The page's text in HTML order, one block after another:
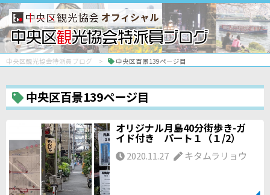
オフィシャル
中央区観光協会特派員ブログ 中央区百景139ページ目
中央区百景139ページ目
オリジナル月島40分街歩き-ガ
イド付き パート１（１/2）
2020.11.27 キタムラリョウ